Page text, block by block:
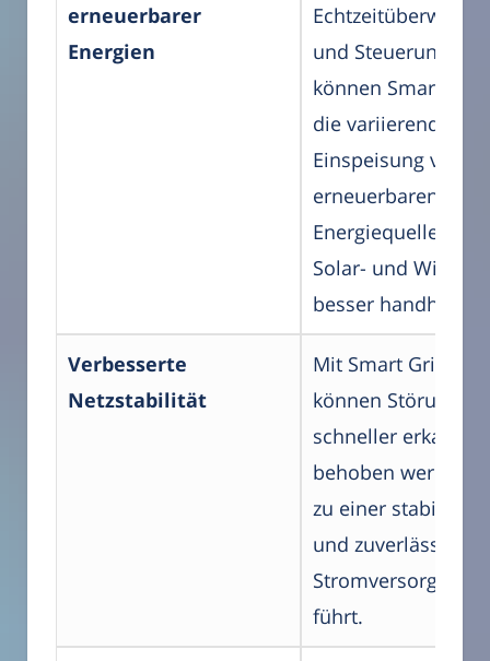
erneuerbarer
Energien
und Steuerung
können Smart
die variierende
Einspeisung von
erneuerbaren
Energiequellen wie
Solar- und
besser handhaben.
Verbesserte
Netzstabilität
Mit Smart Grids
können Störungen
schneller erkannt
behoben werden,
zu einer stabileren
und
Stromversorgung
führt.